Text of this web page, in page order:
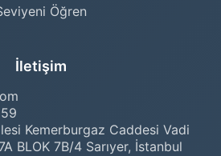
Öğren
İletişim
Kemerburgaz Caddesi Vadi
BLOK 7B/4 Sarıyer, İstanbul